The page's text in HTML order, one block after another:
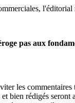
l'éditorial
pas aux
les
bien rédigés seront